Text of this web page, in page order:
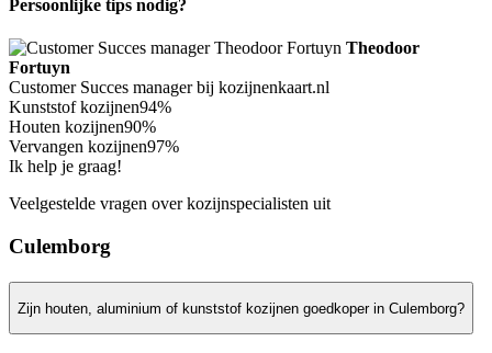
Persoonlijke tips nodig?
Theodoor
Fortuyn
Customer Succes manager bij kozijnenkaart.nl
Kunststof kozijnen94%
Houten kozijnen90%
Vervangen kozijnen97%
Ik help je graag!
Veelgestelde vragen over kozijnspecialisten uit
Culemborg
Zijn houten, aluminium of kunststof kozijnen goedkoper in Culemborg?